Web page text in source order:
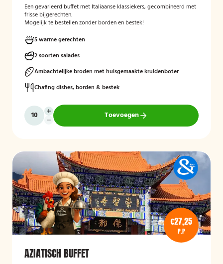
Een gevarieerd buffet met Italiaanse klassiekers, gecombineerd met
frisse bijgerechten.
Mogelijk te bestellen zonder borden en bestek!
5 warme gerechten
2 soorten salades
Ambachtelijke broden met huisgemaakte kruidenboter
Chafing dishes, borden & bestek
Toevoegen
€27,25
P.P
AZIATISCH BUFFET